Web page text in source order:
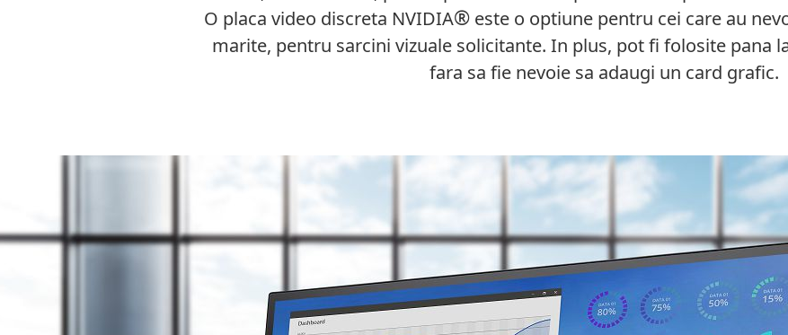
O placa video discreta NVIDIA® este o optiune pentru cei care au
marite, pentru sarcini vizuale solicitante. In plus, pot fi folosite pana
fara sa fie nevoie sa adaugi un card grafic.